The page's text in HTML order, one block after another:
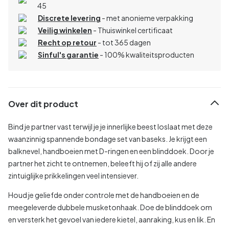
45
Discrete levering - met anonieme verpakking
Veilig winkelen - Thuiswinkel certificaat
Recht op retour - tot 365 dagen
Sinful's garantie - 100% kwaliteitsproducten
Over dit product
Bind je partner vast terwijl je je innerlijke beest loslaat met deze
waanzinnig spannende bondage set van baseks. Je krijgt een
balknevel, handboeien met D-ringen en een blinddoek. Door je
partner het zicht te ontnemen, beleeft hij of zij alle andere
zintuiglijke prikkelingen veel intensiever.
Houd je geliefde onder controle met de handboeien en de
meegeleverde dubbele musketonhaak. Doe de blinddoek om
en versterk het gevoel van iedere kietel, aanraking, kus en lik. En